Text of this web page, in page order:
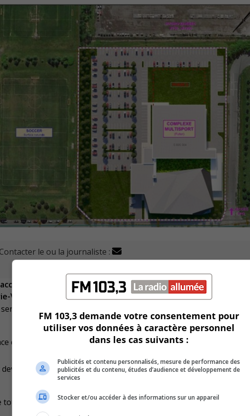
Contacter le ou la journaliste :
la première étape concrète pour la réalisation du futur
Victorin.
professionnels d’architecture et d’ingénierie nécessaires
du conseil municipal, le 15 novembre.
(de 2023 à 2024) et la surveillance des travaux (de 2025 à
un peu plus de 2,8 millions de dollars.
FM 103,3 demande votre consentement pour
utiliser vos données à caractère personnel
dans les cas suivants :
Publicités et contenu personnalisés, mesure de performance des
publicités et du contenu, études d’audience et développement de
services
Stocker et/ou accéder à des informations sur un appareil